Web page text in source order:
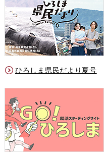
ひろしま県民だより夏号